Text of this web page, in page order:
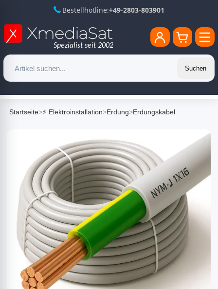
Bestellhotline:+49-2803-803901
Suchen
Startseite>⚡ Elektroinstallation>Erdung>Erdungskabel